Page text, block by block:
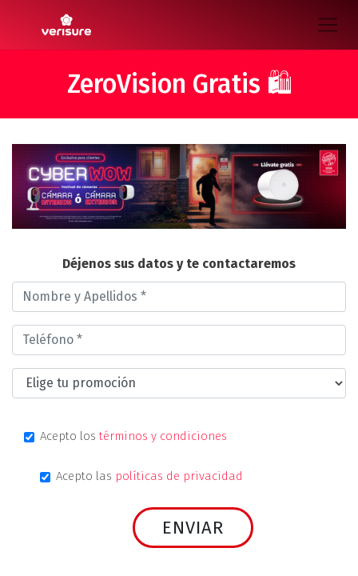
ZeroVision Gratis 🛍️
Déjenos sus datos y te contactaremos
Acepto lostérminos y condiciones
Acepto las políticas de privacidad